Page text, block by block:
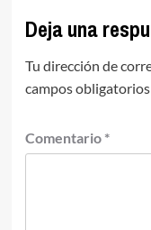
Deja una
Tu dirección de
campos
Comentario *